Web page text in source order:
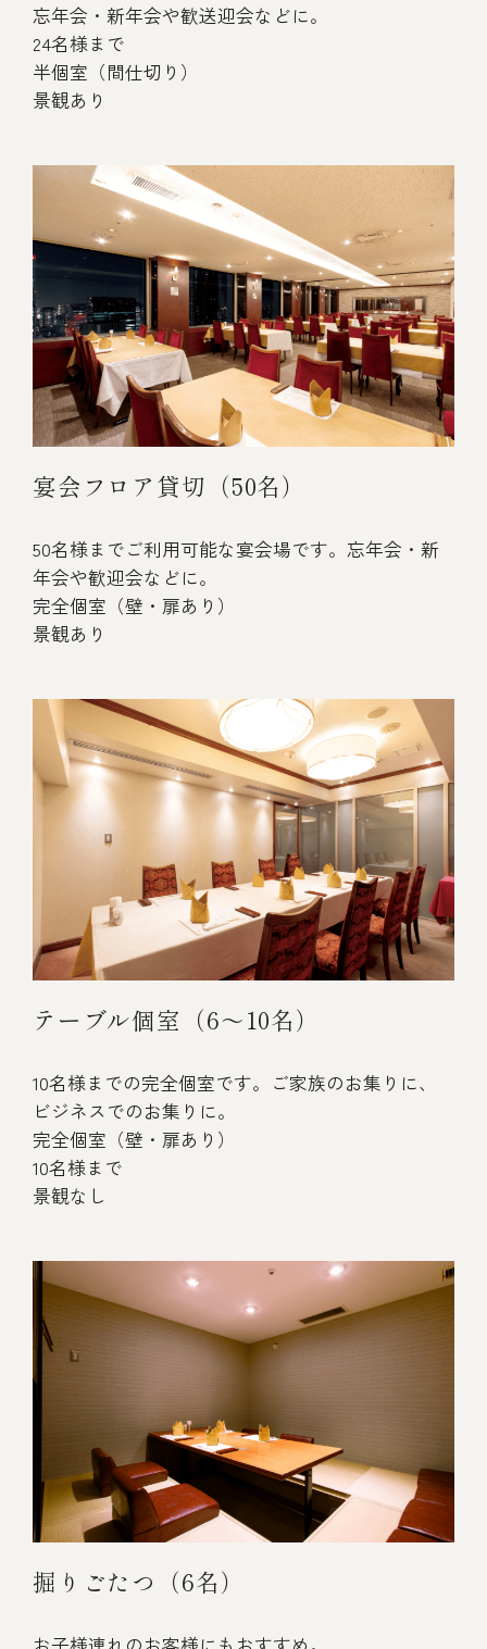
忘年会・新年会や歓送迎会などに。
24名様まで
半個室（間仕切り）
景観あり
宴会フロア貸切（50名）
50名様までご利用可能な宴会場です。忘年会・新
年会や歓迎会などに。
完全個室（壁・扉あり）
景観あり
テーブル個室（6～10名）
10名様までの完全個室です。ご家族のお集りに、
ビジネスでのお集りに。
完全個室（壁・扉あり）
10名様まで
景観なし
掘りごたつ（6名）